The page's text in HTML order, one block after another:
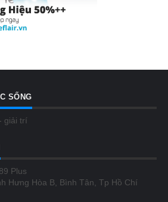
SỐNG
giải trí
Plus
Hưng Hòa B, Bình Tân, Tp Hồ Chí